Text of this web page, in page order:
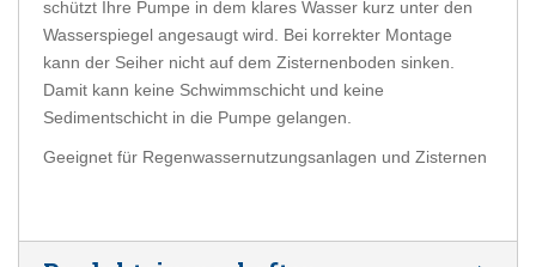
schützt Ihre Pumpe in dem klares Wasser kurz unter den
Wasserspiegel angesaugt wird. Bei korrekter Montage
kann der Seiher nicht auf dem Zisternenboden sinken.
Damit kann keine Schwimmschicht und keine
Sedimentschicht in die Pumpe gelangen.
Geeignet für Regenwassernutzungsanlagen und Zisternen